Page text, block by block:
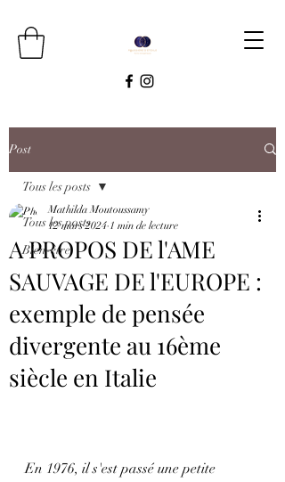
Post
Tous les posts
Bien-être
Tous les posts
A PROPOS DE l'AME
SAUVAGE DE l'EUROPE :
exemple de pensée
divergente au 16ème
siècle en Italie
Mathilda Moutoussamy
12 mars 2024 1 min de lecture
En 1976, il s'est passé une petite